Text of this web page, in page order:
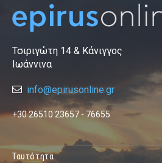
Τσιριγώτη 14 & Κάνιγγος
Ιωάννινα
info@epirusonline.gr
+30 26510 23657 - 76655
Ταυτότητα